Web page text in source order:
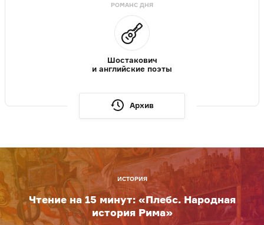
РОМАНС ДНЯ
Шостакович
и английские поэты
Архив
ИСТОРИЯ
Чтение на 15 минут: «Плебс. Народная
история Рима»